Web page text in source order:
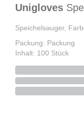
Unigloves
Speichelsauger,
Packung: Packung
Inhalt: 100 Stück